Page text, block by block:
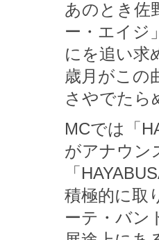
あのとき佐
ー・エイジ
にを追い求
歳月がこの
さやでたら
MCでは「
がアナウン
「
積極的に取
ーテ・バン